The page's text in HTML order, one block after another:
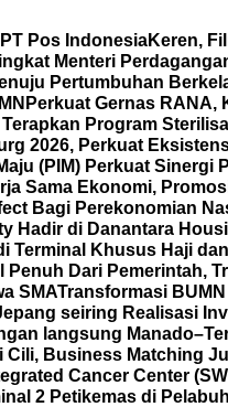
Pos IndonesiaKeren,
Menteri
Pertumbuhan
Perkuat Gernas RANA,
Program
2026, Perkuat
(PIM) Perkuat
Sama Ekonomi,
Bagi Perekonomian
Hadir di Danantara
Terminal Khusus Haji
Dari Pemerintah,
SMATransformasi
seiring Realisasi
langsung
Business Matching
Cancer Center
2 Petikemas di